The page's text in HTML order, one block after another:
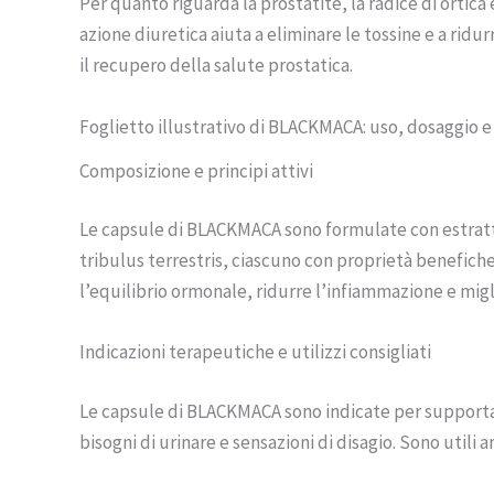
azione diuretica aiuta a eliminare le tossine e a
il recupero della salute prostatica.
Foglietto illustrativo di BLACKMACA: uso, dosaggio
Composizione e principi attivi
Le capsule di BLACKMACA sono formulate con
tribulus terrestris, ciascuno con proprietà
l’equilibrio ormonale, ridurre l’infiammazione e
Indicazioni terapeutiche e utilizzi consigliati
Le capsule di BLACKMACA sono indicate per
bisogni di urinare e sensazioni di disagio. Sono utili